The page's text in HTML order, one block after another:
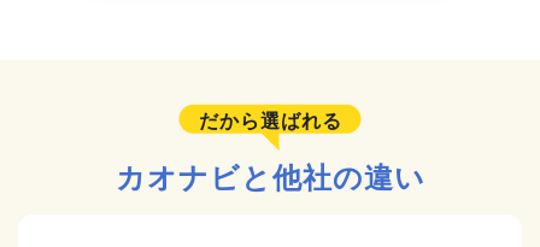
だから選ばれる
カオナビと他社の違い